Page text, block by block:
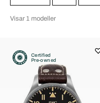
Visar 1 modeller
Certified
Pre-owned